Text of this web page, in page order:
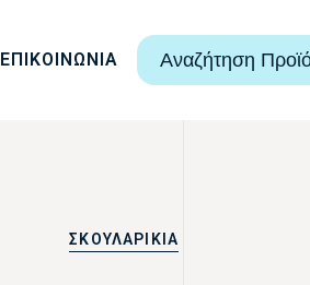
ΕΠΙΚΟΙΝΩΝΙΑ Αναζήτηση
ΣΚΟΥΛΑΡΙΚΙΑ